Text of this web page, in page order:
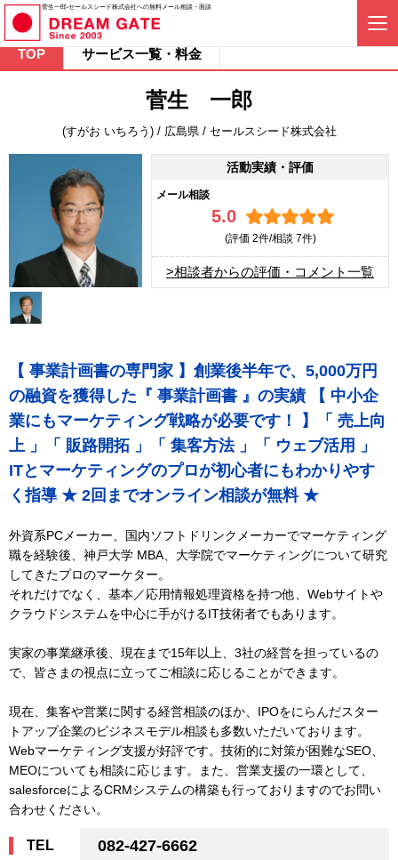
菅生一郎-セールスシード株式会社への無料メール相談・面談
TOP サービス一覧・料金
菅生 一郎
(すがお いちろう) / 広島県 / セールスシード株式会社
活動実績・評価
メール相談
5.0
(評価 2件/相談 7件)
>相談者からの評価・コメント一覧
【 事業計画書の専門家 】創業後半年で、5,000万円
の融資を獲得した『 事業計画書 』の実績 【 中小企
業にもマーケティング戦略が必要です！ 】「 売上向
上 」「 販路開拓 」「 集客方法 」「 ウェブ活用 」
ITとマーケティングのプロが初心者にもわかりやす
く指導 ★ 2回までオンライン相談が無料 ★
外資系PCメーカー、国内ソフトドリンクメーカーでマーケティング
職を経験後、神戸大学 MBA、大学院でマーケティングについて研究
してきたプロのマーケター。
それだけでなく、基本／応用情報処理資格を持つ他、Webサイトや
クラウドシステムを中心に手がけるIT技術者でもあります。
実家の事業継承後、現在まで15年以上、3社の経営を担っているの
で、皆さまの視点に立ってご相談に応じることができます。
現在、集客や営業に関する経営相談のほか、IPOをにらんだスター
トアップ企業のビジネスモデル相談も多数いただいております。
Webマーケティング支援が好評です。技術的に対策が困難なSEO、
MEOについても相談に応じます。また、営業支援の一環として、
salesforceによるCRMシステムの構築も行っておりますのでお問い
合わせください。
TEL 082-427-6662